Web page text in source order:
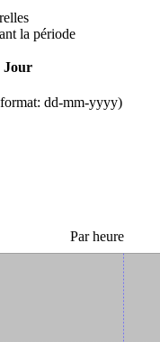
la période
Jour
dd-mm-yyyy)
Par heure